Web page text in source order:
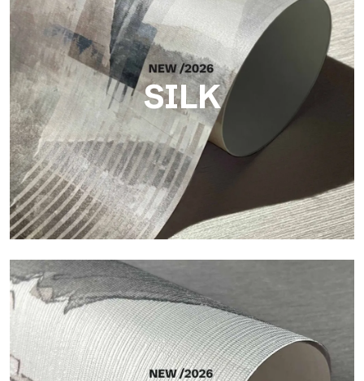
SILK
Silk
Acabado luminoso y elegante, con una sutil trama vertical que
refleja la luz y aporta profundidad a la superficie.